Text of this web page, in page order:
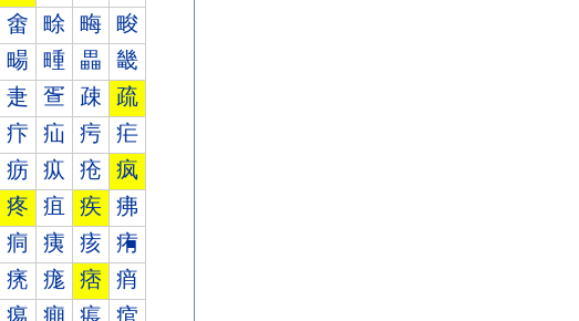
畬 畭 畮 畯
畼 畽 畾 畿
疌 疍 疎 疏
疜 疝 疞 疟
疬 疭 疮 疯
疼 疽 疾 疿
痌 痍 痎 痏
痜 痝 痞 痟
痬 痭 痮 痯